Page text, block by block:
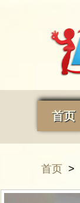
首页
首页 >